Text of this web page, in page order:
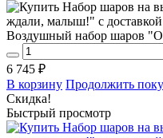
Воздушный набор шаров
6 745 ₽
В корзину Продолжить
Скидка!
Быстрый просмотр